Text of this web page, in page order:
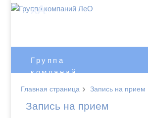
AA
Группа
компаний
Главная страница › Запись на прием
Запись на прием